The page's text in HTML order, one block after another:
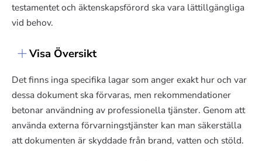
testamentet och äktenskapsförord ska vara lättillgängliga
vid behov.
Visa Översikt
Det finns inga specifika lagar som anger exakt hur och var
dessa dokument ska förvaras, men rekommendationer
betonar användning av professionella tjänster. Genom att
använda externa förvarningstjänster kan man säkerställa
att dokumenten är skyddade från brand, vatten och stöld.